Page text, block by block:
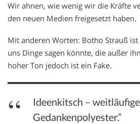
Wir ahnen, wie wenig wir die Kräfte
den neuen Medien freigesetzt haben.
Mit anderen Worten: Botho Strauß
uns Dinge sagen könnte, die außer
hoher Ton jedoch ist ein Fake.
Ideenkitsch –
Gedankenpolyester.“